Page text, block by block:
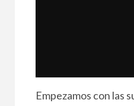
Empezamos con las